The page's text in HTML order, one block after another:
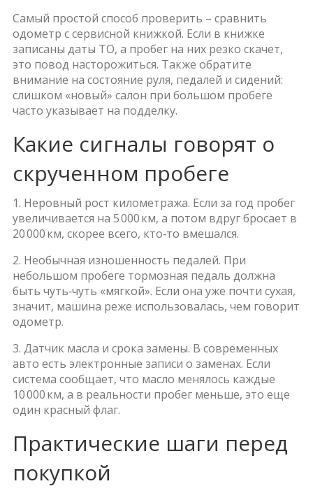
Самый простой способ проверить – сравнить
одометр с сервисной книжкой. Если в книжке
записаны даты ТО, а пробег на них резко скачет,
это повод насторожиться. Также обратите
внимание на состояние руля, педалей и сидений:
слишком «новый» салон при большом пробеге
часто указывает на подделку.
Какие сигналы говорят о
скрученном пробеге
1. Неровный рост километража. Если за год пробег
увеличивается на 5 000 км, а потом вдруг бросает в
20 000 км, скорее всего, кто‑то вмешался.
2. Необычная изношенность педалей. При
небольшом пробеге тормозная педаль должна
быть чуть‑чуть «мягкой». Если она уже почти сухая,
значит, машина реже использовалась, чем говорит
одометр.
3. Датчик масла и срока замены. В современных
авто есть электронные записи о заменах. Если
система сообщает, что масло менялось каждые
10 000 км, а в реальности пробег меньше, это еще
один красный флаг.
Практические шаги перед
покупкой